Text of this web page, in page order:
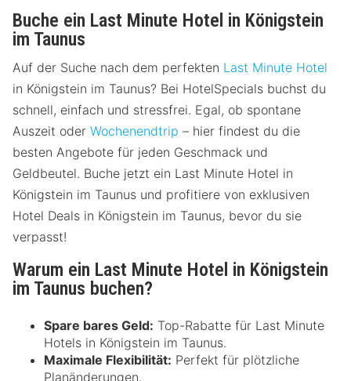
Buche ein Last Minute Hotel in Königstein
im Taunus
Auf der Suche nach dem perfekten Last Minute Hotel
in Königstein im Taunus? Bei HotelSpecials buchst du
schnell, einfach und stressfrei. Egal, ob spontane
Auszeit oder Wochenendtrip – hier findest du die
besten Angebote für jeden Geschmack und
Geldbeutel. Buche jetzt ein Last Minute Hotel in
Königstein im Taunus und profitiere von exklusiven
Hotel Deals in Königstein im Taunus, bevor du sie
verpasst!
Warum ein Last Minute Hotel in Königstein
im Taunus buchen?
Spare bares Geld: Top-Rabatte für Last Minute
Hotels in Königstein im Taunus.
Maximale Flexibilität: Perfekt für plötzliche
Planänderungen.